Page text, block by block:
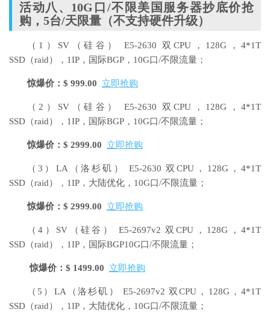
活动八、10G口/不限美国服务器抄底价抢
购，5台/天限量（不支持硬件升级）
（1）SV（硅谷）
E5-2630 双CPU，128G，4*1T
SSD（raid），1IP，国际BGP，10G口/不限流量；
惊爆价：$ 999.00 立即抢购
（2）SV（硅谷）
E5-2630 双CPU，128G，4*1T
SSD（raid），1IP，国际BGP，10G口/不限流量；
惊爆价：$ 2999.00 立即抢购
（3）LA（洛杉矶）
E5-2630 双CPU，128G，4*1T
SSD（raid），1IP，大陆优化，10G口/不限流量；
惊爆价：$ 2999.00 立即抢购
（4）SV（硅谷）
E5-2697v2 双CPU，128G，4*1T
SSD（raid），1IP，国际BGP10G口/不限流量；
惊爆价：$ 1499.00 立即抢购
（5）LA（洛杉矶）
E5-2697v2 双CPU，128G，4*1T
SSD（raid），1IP，大陆优化，10G口/不限流量；